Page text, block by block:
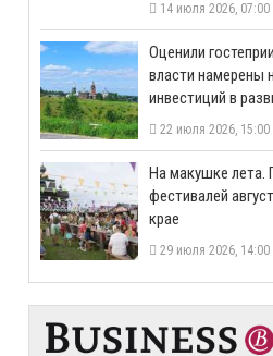
14 июля 2026, 07:00
Оценили
власти намерены
инвестиций в
22 июля 2026, 15:00
На макушке лета.
фестивалей
крае
29 июля 2026, 14:00